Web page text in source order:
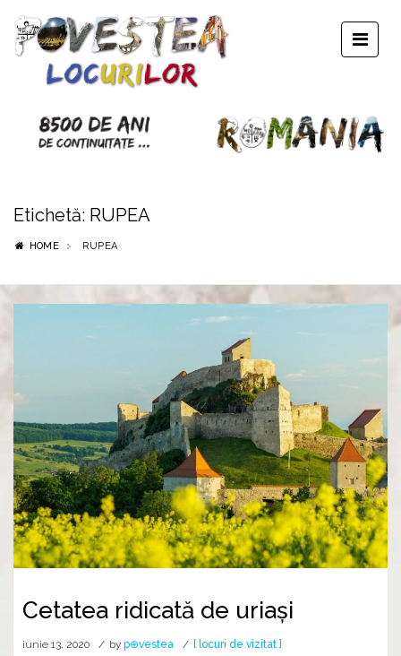
Etichetă: RUPEA
HOME RUPEA
Cetatea ridicată de uriași
iunie 13, 2020 by p⊕vestea [ locuri de vizitat ]